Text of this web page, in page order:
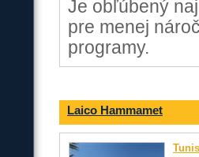
Je obľúbený
pre menej
programy.
Laico Hammamet